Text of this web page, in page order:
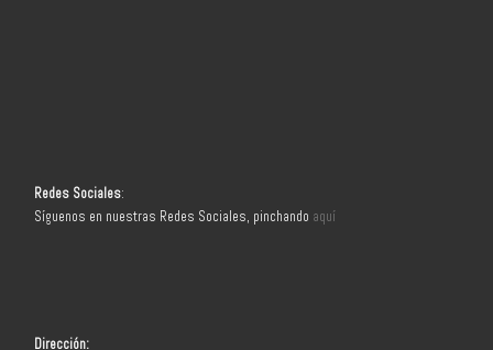
Redes Sociales:
Síguenos en nuestras Redes Sociales, pinchando aquí
Dirección: